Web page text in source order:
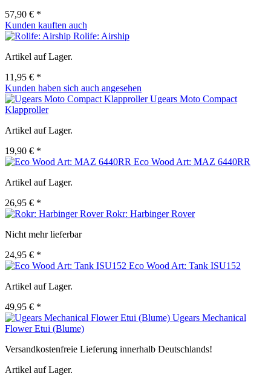
57,90 € *
Kunden kauften auch
Rolife: Airship
Artikel auf Lager.
11,95 € *
Kunden haben sich auch angesehen
Ugears Moto Compact
Klapproller
Artikel auf Lager.
19,90 € *
Eco Wood Art: MAZ 6440RR
Artikel auf Lager.
26,95 € *
Rokr: Harbinger Rover
Nicht mehr lieferbar
24,95 € *
Eco Wood Art: Tank ISU152
Artikel auf Lager.
49,95 € *
Ugears Mechanical
Flower Etui (Blume)
Versandkostenfreie Lieferung innerhalb Deutschlands!
Artikel auf Lager.